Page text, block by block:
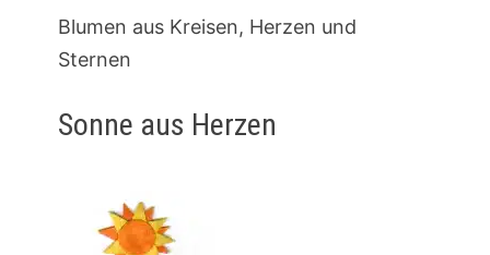
Blumen aus Kreisen, Herzen und
Sternen
Sonne aus Herzen